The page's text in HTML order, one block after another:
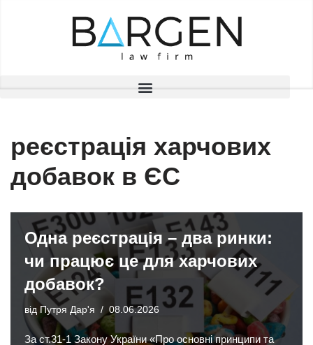
реєстрація харчових
добавок в ЄС
Одна реєстрація – два ринки:
чи працює це для харчових
добавок?
від Путря Дар'я 08.06.2026
За ст.31-1 Закону України «Про основні принципи та